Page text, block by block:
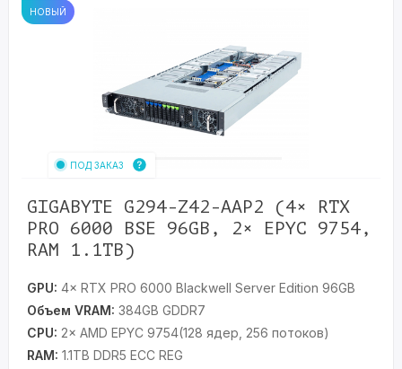
НОВЫЙ
ПОД ЗАКАЗ
GIGABYTE G294-Z42-AAP2 (4× RTX
PRO 6000 BSE 96GB, 2× EPYC 9754,
RAM 1.1TB)
GPU: 4× RTX PRO 6000 Blackwell Server Edition 96GB
Объем VRAM: 384GB GDDR7
CPU: 2× AMD EPYC 9754(128 ядер, 256 потоков)
RAM: 1.1TB DDR5 ECC REG